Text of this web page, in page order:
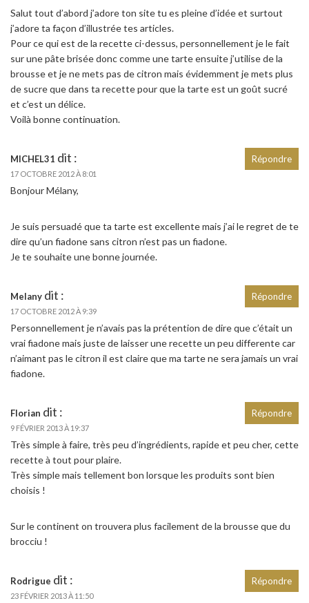
Salut tout d’abord j’adore ton site tu es pleine d’idée et surtout
j’adore ta façon d’illustrée tes articles.
Pour ce qui est de la recette ci-dessus, personnellement je le fait
sur une pâte brisée donc comme une tarte ensuite j’utilise de la
brousse et je ne mets pas de citron mais évidemment je mets plus
de sucre que dans ta recette pour que la tarte est un goût sucré
et c’est un délice.
Voilà bonne continuation.
MICHEL31 dit :
17 OCTOBRE 2012 À 8:01
Bonjour Mélany,
Je suis persuadé que ta tarte est excellente mais j’ai le regret de te
dire qu’un fiadone sans citron n’est pas un fiadone.
Je te souhaite une bonne journée.
Répondre
Melany dit :
17 OCTOBRE 2012 À 9:39
Personnellement je n’avais pas la prétention de dire que c’était un
vrai fiadone mais juste de laisser une recette un peu differente car
n’aimant pas le citron il est claire que ma tarte ne sera jamais un vrai
fiadone.
Répondre
Florian dit :
9 FÉVRIER 2013 À 19:37
Très simple à faire, très peu d’ingrédients, rapide et peu cher, cette
recette à tout pour plaire.
Très simple mais tellement bon lorsque les produits sont bien
choisis !
Sur le continent on trouvera plus facilement de la brousse que du
brocciu !
Répondre
Rodrigue dit :
23 FÉVRIER 2013 À 11:50
Répondre